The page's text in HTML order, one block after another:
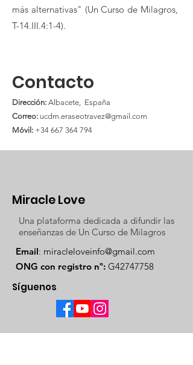
más alternativas" (Un Curso de Milagros,
T-14.III.4:1-4).
Contacto
Dirección: Albacete, España
Correo: ucdm.eraseotravez@gmail.com
Móvil: +34 667 364 794
Miracle Love
Una plataforma dedicada a difundir las
enseñanzas de Un Curso de Milagros
Email: miracleloveinfo@gmail.com
ONG con registro nº: G42747758
Síguenos